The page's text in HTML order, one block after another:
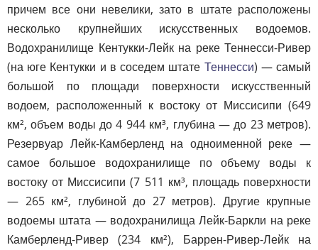
причем все они невелики, зато в штате расположены
несколько крупнейших искусственных водоемов.
Водохранилище Кентукки-Лейк на реке Теннесси-Ривер
(на юге Кентукки и в соседем штате Теннесси) — самый
большой по площади поверхности искусственный
водоем, расположенный к востоку от Миссисипи (649
км², объем воды до 4 944 км³, глубина — до 23 метров).
Резервуар Лейк-Камберленд на одноименной реке —
самое большое водохранилище по объему воды к
востоку от Миссисипи (7 511 км³, площадь поверхности
— 265 км², глубиной до 27 метров). Другие крупные
водоемы штата — водохранилища Лейк-Баркли на реке
Камберленд-Ривер (234 км²), Баррен-Ривер-Лейк на